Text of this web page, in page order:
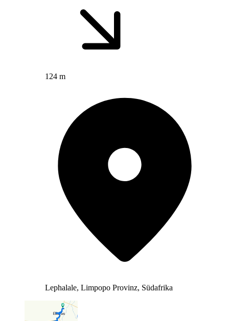
124 m
Lephalale, Limpopo Provinz, Südafrika